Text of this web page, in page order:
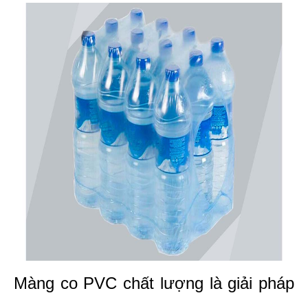
Màng co PVC chất lượng là giải pháp